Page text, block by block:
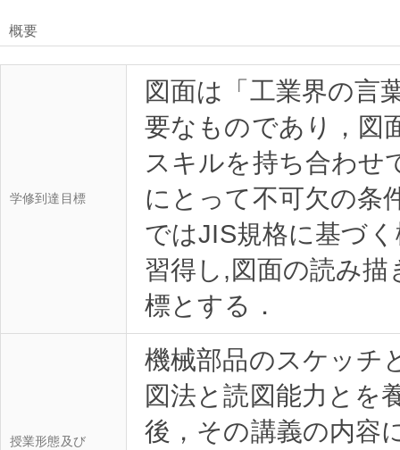
概要
学修到達目標
図面は「工業界の言
要なものであり，図
スキルを持ち合わせ
にとって不可欠の条
ではJIS規格に基づ
習得し,図面の読み
授業形態及び
機械部品のスケッチ
図法と読図能力とを
後，その講義の内容